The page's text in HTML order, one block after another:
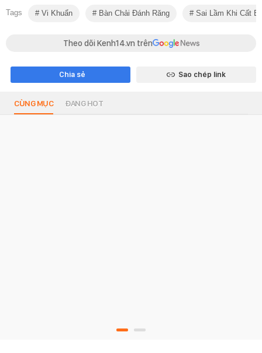
Tags Vi Khuẩn Bàn Chải Đánh Răng Sai Lầm Khi Cất
Theo dõi Kenh14.vn trên
Chia sẻ Sao chép link
CÙNG MỤC ĐANG HOT